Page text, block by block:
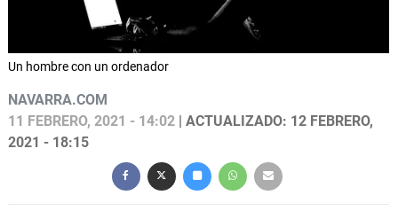
Un hombre con un ordenador
NAVARRA.COM
11 FEBRERO, 2021 - 14:02 | ACTUALIZADO: 12 FEBRERO,
2021 - 18:15